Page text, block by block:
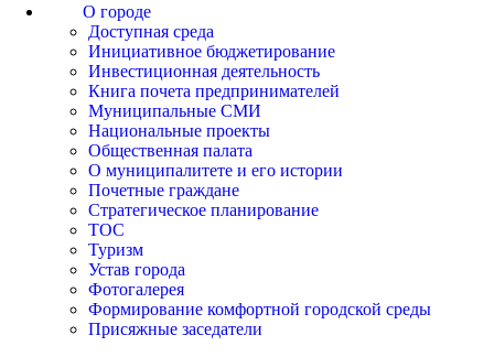
О городе
Доступная среда
Инициативное бюджетирование
Инвестиционная деятельность
Книга почета предпринимателей
Муниципальные СМИ
Национальные проекты
Общественная палата
О муниципалитете и его истории
Почетные граждане
Стратегическое планирование
ТОС
Туризм
Устав города
Фотогалерея
Формирование комфортной городской среды
Присяжные заседатели